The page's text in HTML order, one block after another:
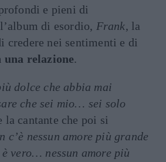
e pieni di
di esordio, Frank, la
credere nei sentimenti e di
relazione.
dolce che abbia mai
che sei mio… sei solo
la cantante che poi si
c’è nessun amore più grande
vero… nessun amore più